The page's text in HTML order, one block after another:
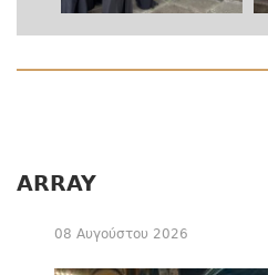
ARRAY
08 Αυγούστου 2026